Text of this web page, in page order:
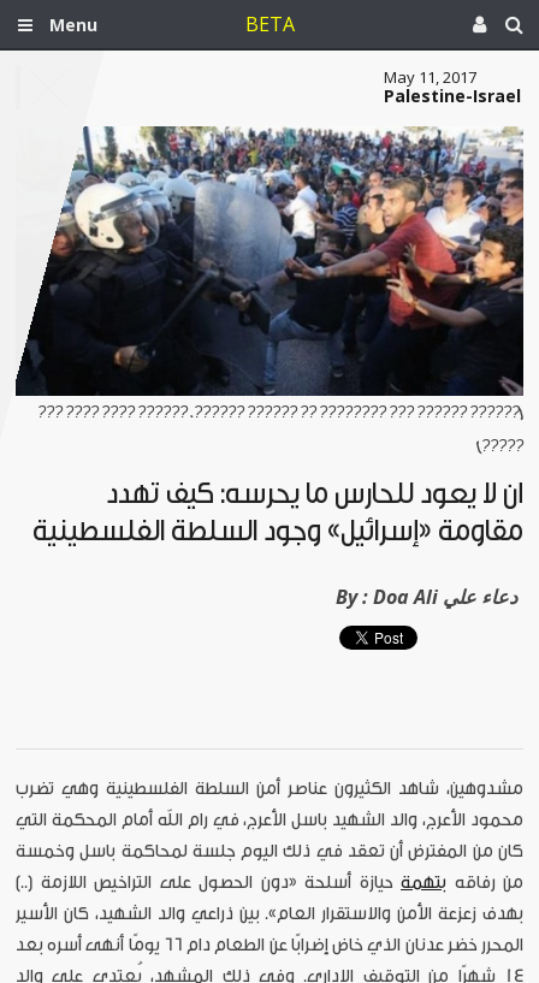
Menu BETA
May 11, 2017
Palestine-Israel
[?????? ?????? ??? ???????? ?? ?????? ??????. ?????? ???? ???? ???
?????]
أن لا يعود للحارس ما يحرسه: كيف تهدد
مقاومة «إسرائيل» وجود السلطة الفلسطينية
By : Doa Ali دعاء علي
مشدوهين، شاهد الكثيرون عناصر أمن السلطة الفلسطينية وهي تضرب
محمود الأعرج، والد الشهيد باسل الأعرج، في رام الله أمام المحكمة التي
كان من المفترض أن تعقد في ذلك اليوم جلسة لمحاكمة باسل وخمسة
من رفاقه بتهمة حيازة أسلحة «دون الحصول على التراخيص اللازمة (..)
بهدف زعزعة الأمن والاستقرار العام». بين ذراعي والد الشهيد، كان الأسير
المحرر خضر عدنان الذي خاض إضرابًا عن الطعام دام 66 يومًا أنهى أسره بعد
14 شهرًا من التوقيف الإداري. وفي ذلك المشهد، يُعتدى على والد